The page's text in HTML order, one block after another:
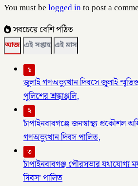
You must belogged into post a
সবচেয়ে বেশি পঠিত
আজ এই সপ্তাহ এই মাস
১
জুলাই গণঅভ্যুত্থান দিবসে জুলাই
পুলিশের শ্রদ্ধাঞ্জলি,
২
চাঁপাইনবাবগঞ্জে জনস্বাস্থ্য প্রকৌশল
গণঅভ্যুত্থান দিবস পালিত,
৩
চাঁপাইনবাবগঞ্জ পৌরসভার যথাযোগ্য
দিবস’ পালিত